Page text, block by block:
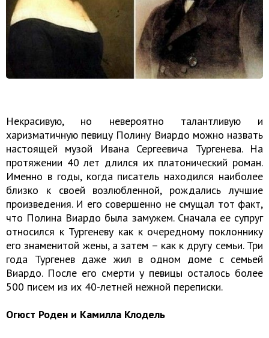
Некрасивую, но невероятно талантливую и
харизматичную певицу Полину Виардо можно назвать
настоящей музой Ивана Сергеевича Тургенева. На
протяжении 40 лет длился их платонический роман.
Именно в годы, когда писатель находился наиболее
близко к своей возлюбленной, рождались лучшие
произведения. И его совершенно не смущал тот факт,
что Полина Виардо была замужем. Сначала ее супруг
относился к Тургеневу как к очередному поклоннику
его знаменитой жены, а затем – как к другу семьи. Три
года Тургенев даже жил в одном доме с семьей
Виардо. После его смерти у певицы осталось более
500 писем из их 40-летней нежной переписки.
Огюст Роден и Камилла Клодель